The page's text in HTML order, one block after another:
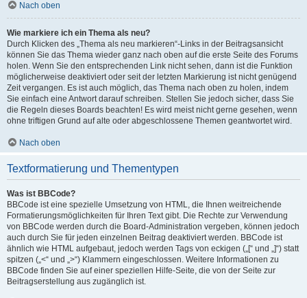
Nach oben
Wie markiere ich ein Thema als neu?
Durch Klicken des „Thema als neu markieren“-Links in der Beitragsansicht
können Sie das Thema wieder ganz nach oben auf die erste Seite des Forums
holen. Wenn Sie den entsprechenden Link nicht sehen, dann ist die Funktion
möglicherweise deaktiviert oder seit der letzten Markierung ist nicht genügend
Zeit vergangen. Es ist auch möglich, das Thema nach oben zu holen, indem
Sie einfach eine Antwort darauf schreiben. Stellen Sie jedoch sicher, dass Sie
die Regeln dieses Boards beachten! Es wird meist nicht gerne gesehen, wenn
ohne triftigen Grund auf alte oder abgeschlossene Themen geantwortet wird.
Nach oben
Textformatierung und Thementypen
Was ist BBCode?
BBCode ist eine spezielle Umsetzung von HTML, die Ihnen weitreichende
Formatierungsmöglichkeiten für Ihren Text gibt. Die Rechte zur Verwendung
von BBCode werden durch die Board-Administration vergeben, können jedoch
auch durch Sie für jeden einzelnen Beitrag deaktiviert werden. BBCode ist
ähnlich wie HTML aufgebaut, jedoch werden Tags von eckigen („[“ und „]“) statt
spitzen („<“ und „>“) Klammern eingeschlossen. Weitere Informationen zu
BBCode finden Sie auf einer speziellen Hilfe-Seite, die von der Seite zur
Beitragserstellung aus zugänglich ist.